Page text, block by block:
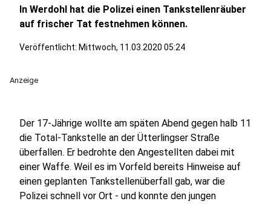
In Werdohl hat die Polizei einen Tankstellenräuber
auf frischer Tat festnehmen können.
Veröffentlicht: Mittwoch, 11.03.2020 05:24
Anzeige
Der 17-Jährige wollte am späten Abend gegen halb 11
die Total-Tankstelle an der Ütterlingser Straße
überfallen. Er bedrohte den Angestellten dabei mit
einer Waffe. Weil es im Vorfeld bereits Hinweise auf
einen geplanten Tankstellenüberfall gab, war die
Polizei schnell vor Ort - und konnte den jungen